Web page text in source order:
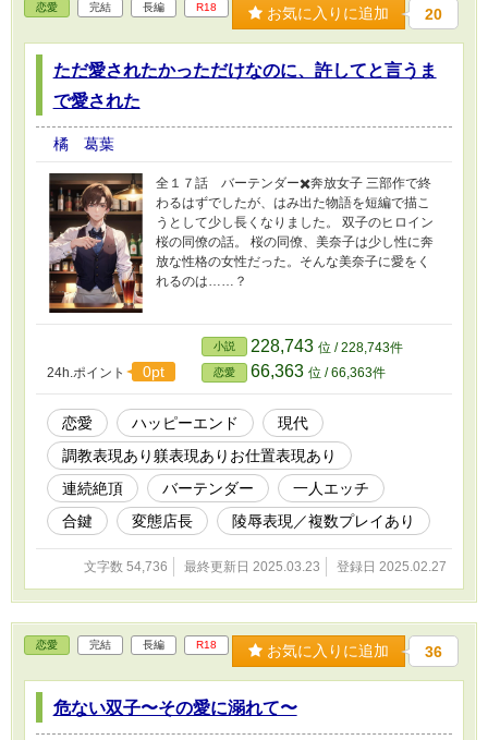
恋愛 完結 長編 R18 お気に入りに追加 20
ただ愛されたかっただけなのに、許してと言うま
で愛された
橘 葛葉
全１７話 バーテンダー✖️奔放女子 三部作で終
わるはずでしたが、はみ出た物語を短編で描こ
うとして少し長くなりました。 双子のヒロイン
桜の同僚の話。 桜の同僚、美奈子は少し性に奔
放な性格の女性だった。そんな美奈子に愛をく
れるのは……？
24h.ポイント 0pt
小説 228,743 位 / 228,743件
恋愛 66,363 位 / 66,363件
恋愛 ハッピーエンド
現代
調教表現あり躾表現ありお仕置表現あり
連続絶頂
バーテンダー
一人エッチ
合鍵
変態店長 陵辱表現／複数プレイあり
文字数 54,736 最終更新日 2025.03.23 登録日 2025.02.27
恋愛 完結 長編 R18 お気に入りに追加 36
危ない双子〜その愛に溺れて〜